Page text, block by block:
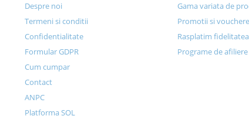
Despre noi
Termeni si conditii
Confidentialitate
Formular GDPR
Cum cumpar
Contact
ANPC
Platforma SOL
Gama variata de
Promotii si vouchere
Rasplatim fidelitatea
Programe de afiliere